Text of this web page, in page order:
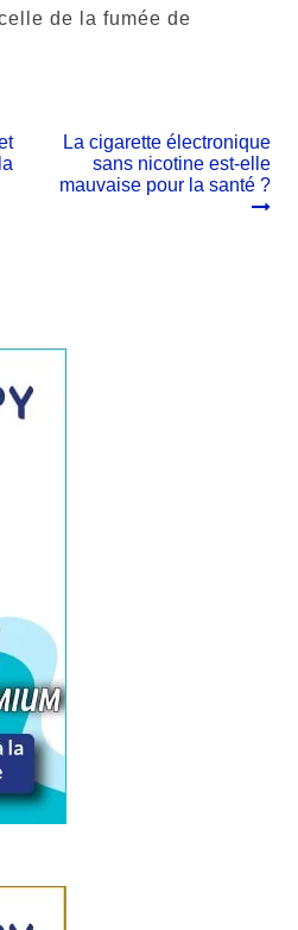
de la fumée de
Article
suivant :
La cigarette électronique
sans nicotine est-elle
mauvaise pour la santé ?